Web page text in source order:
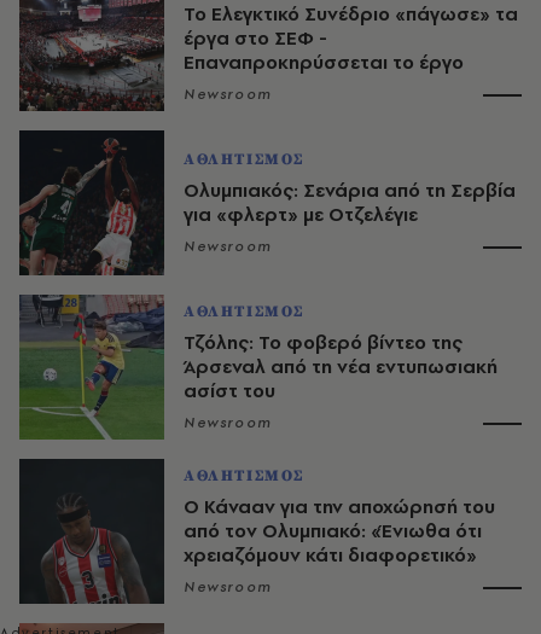
Το Ελεγκτικό Συνέδριο «πάγωσε» τα
έργα στο ΣΕΦ -
Επαναπροκηρύσσεται το έργο
Newsroom
ΑΘΛΗΤΙΣΜΟΣ
Ολυμπιακός: Σενάρια από τη Σερβία
για «φλερτ» με Οτζελέγιε
Newsroom
ΑΘΛΗΤΙΣΜΟΣ
Τζόλης: Το φοβερό βίντεο της
Άρσεναλ από τη νέα εντυπωσιακή
ασίστ του
Newsroom
ΑΘΛΗΤΙΣΜΟΣ
Ο Κάνααν για την αποχώρησή του
από τον Ολυμπιακό: «Ένιωθα ότι
χρειαζόμουν κάτι διαφορετικό»
Newsroom